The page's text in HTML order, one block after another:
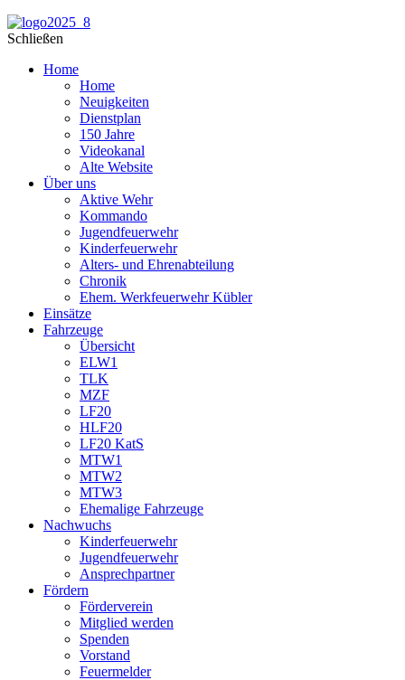
Schließen
Home
Home
Neuigkeiten
Dienstplan
150 Jahre
Videokanal
Alte Website
Über uns
Aktive Wehr
Kommando
Jugendfeuerwehr
Kinderfeuerwehr
Alters- und Ehrenabteilung
Chronik
Ehem. Werkfeuerwehr Kübler
Einsätze
Fahrzeuge
Übersicht
ELW1
TLK
MZF
LF20
HLF20
LF20 KatS
MTW1
MTW2
MTW3
Ehemalige Fahrzeuge
Nachwuchs
Kinderfeuerwehr
Jugendfeuerwehr
Ansprechpartner
Fördern
Förderverein
Mitglied werden
Spenden
Vorstand
Feuermelder